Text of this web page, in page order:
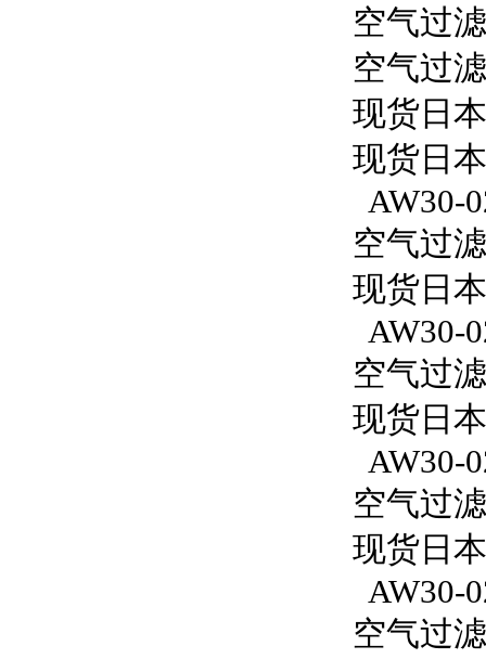
空气过
空气过
现货日
现货日
AW30-
空气过
现货日
AW30-
空气过
现货日
AW30-
空气过
现货日
AW30-
空气过